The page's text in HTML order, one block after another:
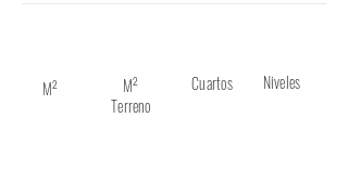
M²
M²
Terreno
Cuartos Niveles